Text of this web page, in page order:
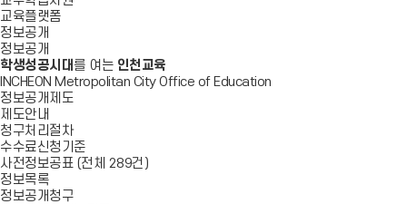
교육플랫폼
정보공개
정보공개
학생성공시대 를 여는 인천교육
INCHEON Metropolitan City Office of Education
정보공개제도
제도안내
청구처리절차
수수료신청기준
사전정보공표 (전체 289건)
정보목록
정보공개청구